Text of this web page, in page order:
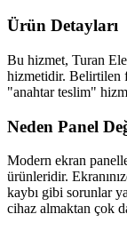
Ürün Detayları
Bu hizmet, Turan
hizmetidir. Belirtilen
"anahtar teslim"
Neden Panel
Modern ekran
ürünleridir.
kaybı gibi sorunlar
cihaz almaktan çok